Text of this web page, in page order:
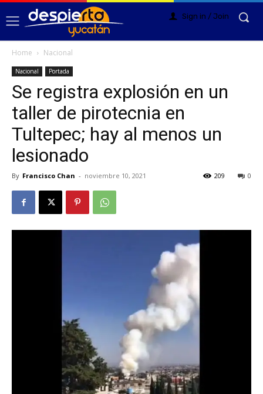
Sign in / Join
Home Nacional
Nacional Portada
Se registra explosión en un
taller de pirotecnia en
Tultepec; hay al menos un
lesionado
By Francisco Chan - noviembre 10, 2021 0
209